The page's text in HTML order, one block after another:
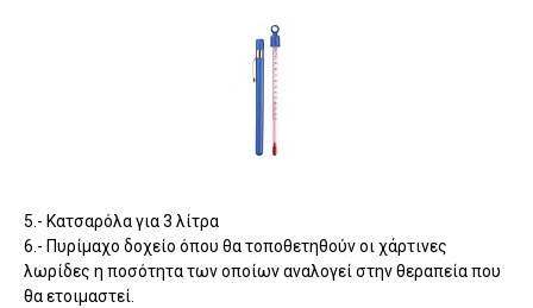
5.- Κατσαρόλα για 3 λίτρα
6.- Πυρίμαχο δοχείο όπου θα τοποθετηθούν οι χάρτινες
λωρίδες η ποσότητα των οποίων αναλογεί στην θεραπεία που
θα ετοιμαστεί.